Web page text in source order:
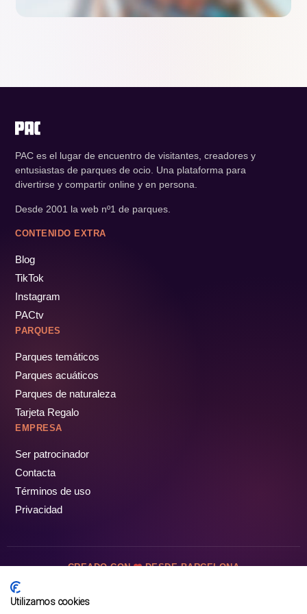
Por fin llego a mi credit 100. Obras a la vista.
Increíble día en PortAventura!
PAC es el lugar de encuentro de visitantes, creadores y
entusiastas de parques de ocio. Una plataforma para
divertirse y compartir online y en persona.
Desde 2001 la web nº1 de parques.
CONTENIDO EXTRA
Blog
TikTok
Instagram
PACtv
PARQUES
Parques temáticos
Parques acuáticos
Parques de naturaleza
Tarjeta Regalo
EMPRESA
Ser patrocinador
Contacta
Términos de uso
Privacidad
CREADO CON DESDE BARCELONA
Utilizamos cookies